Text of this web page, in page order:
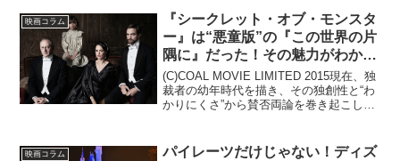
て殺しを請け負...
映画コラム
『シークレット・オブ・モンスタ
ー』は“悪童版”の『この世界の片
隅に』だった！その魅力がわかる
5つのポイント
(C)COAL MOVIE LIMITED 2015現在、独
裁者の幼年時代を描き、その独創性と“わ
かりにくさ”から賛否両論を巻き起こして
品であるのか。その魅力がどこにある...
映画コラム
パイレーツだけじゃない！ディズ